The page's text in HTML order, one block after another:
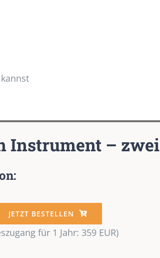
Instrument –
JETZT BESTELLEN
für 1 Jahr: 359 EUR)